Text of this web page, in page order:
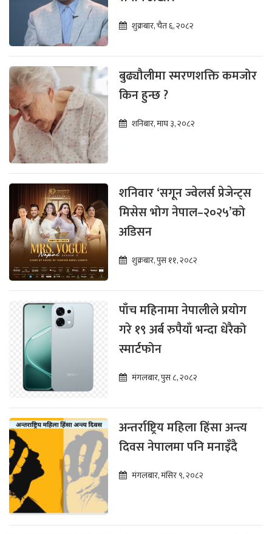
शुक्रबार, चैत ६, २०८२
बुढ्यौलीमा स्मरणशक्ति कमजोर
किन हुन्छ ?
शनिबार, माघ ३, २०८२
शनिवार ‘सगून ज्वेलर्स प्रेजेन्ट्स
मिसेस भोग नेपाल–२०२५’को
अडिसन
शुक्रबार, पुस ११, २०८२
पाँच महिनामा नेपालीले प्रयोग
गरे १९ अर्ब रुपैयाँ भन्दा धेरैको
स्मार्टफोन
मंगलबार, पुस ८, २०८२
अन्तर्राष्ट्रिय महिला हिंसा अन्त्य
दिवस नेपालमा पनि मनाइँदै
मंगलबार, मंसिर ९, २०८२